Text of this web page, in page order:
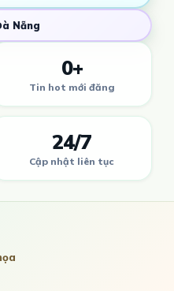
Nẵng
0+
Tin hot mới đăng
24/7
Cập nhật liên tục